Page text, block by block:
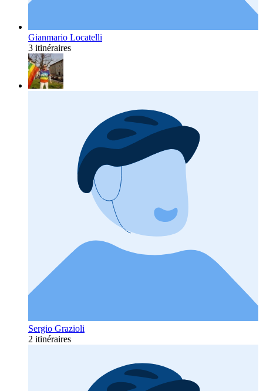
Gianmario Locatelli
3 itinéraires
Sergio Grazioli
2 itinéraires